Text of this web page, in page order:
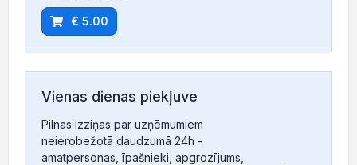
€ 5.00
Vienas dienas piekļuve
Pilnas izziņas par uzņēmumiem
neierobežotā daudzumā 24h -
amatpersonas, īpašnieki, apgrozījums,